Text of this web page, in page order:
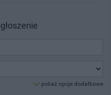
pokaż opcje dodatkowe